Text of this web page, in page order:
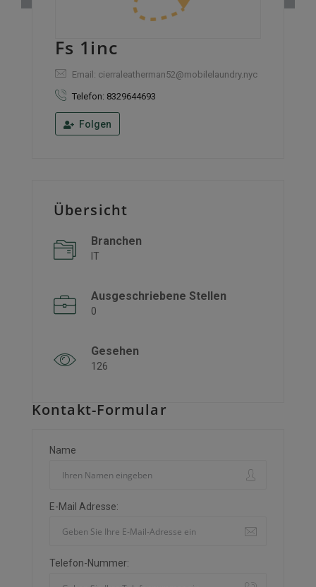
Fs 1inc
Email: cierraleatherman52@mobilelaundry.nyc
Telefon: 8329644693
Folgen
Übersicht
Branchen
IT
Ausgeschriebene Stellen
0
Gesehen
126
Kontakt-Formular
Name
E-Mail Adresse:
Telefon-Nummer: